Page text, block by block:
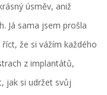
úsměv, aniž
Já sama jsem prošla
že si vážím každého
z implantátů,
jak si udržet svůj